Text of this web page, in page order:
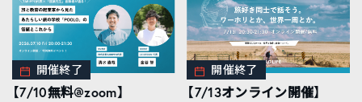
開催終了
【7/10無料@zoom】
開催終了
【7/13オンライン開催】